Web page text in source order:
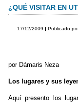
c
e
o
k
tt
er p
¿QUÉ VISITAR EN
17/12/2009 | Publicado
por Dámaris Neza
Los lugares y sus
Aquí presento los